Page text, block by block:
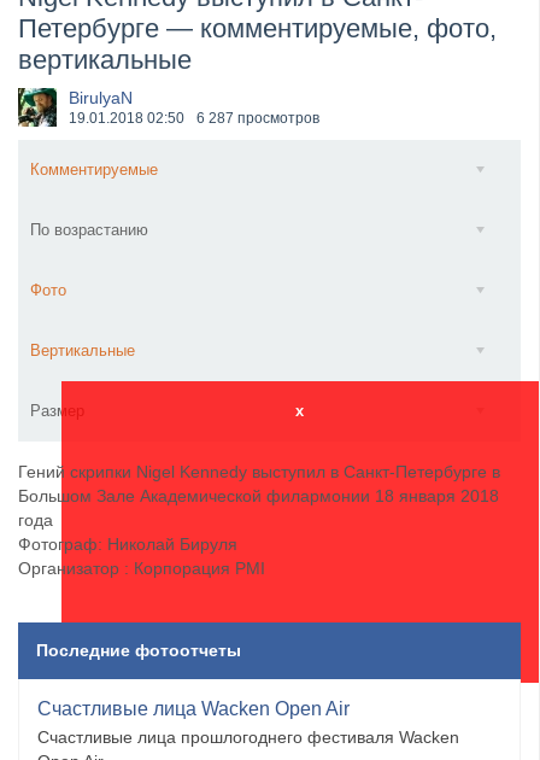
​Anthrax выпустили новый сингл и клип «Everybod...
Петербурге — комментируемые, фото,
вертикальные
BirulyaN
19.01.2018 02:50 6 287 просмотров
Комментируемые
По возрастанию
Фото
Вертикальные
Размер x
Гений скрипки Nigel Kennedy выступил в Санкт-Петербурге в
Большом Зале Академической филармонии 18 января 2018
года
Фотограф: Николай Бируля
Организатор : Корпорация PMI
Последние фотоотчеты
Счастливые лица Wacken Open Air
Счастливые лица прошлогоднего фестиваля Wacken